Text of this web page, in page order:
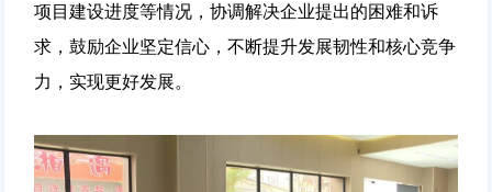
项目建设进度等情况，协调解决企业提出的困难和诉
求，鼓励企业坚定信心，不断提升发展韧性和核心竞争
力，实现更好发展。